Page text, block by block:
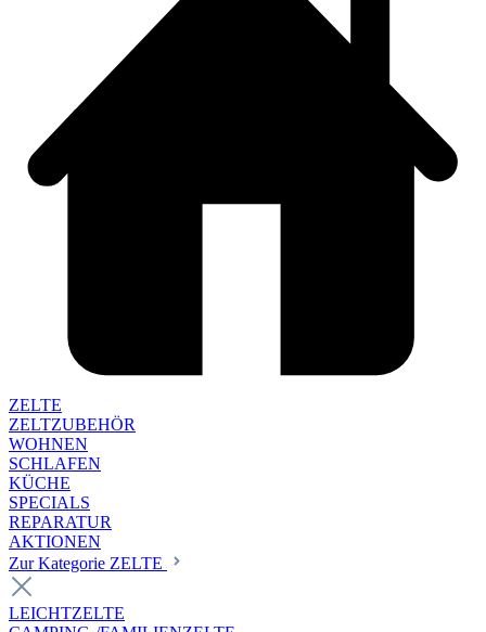
ZELTE
ZELTZUBEHÖR
WOHNEN
SCHLAFEN
KÜCHE
SPECIALS
REPARATUR
AKTIONEN
Zur Kategorie ZELTE
LEICHTZELTE